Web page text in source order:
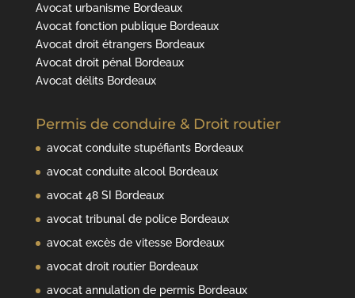
Avocat urbanisme Bordeaux
Avocat fonction publique Bordeaux
Avocat droit étrangers Bordeaux
Avocat droit pénal Bordeaux
Avocat délits Bordeaux
Permis de conduire & Droit routier
avocat conduite stupéfiants Bordeaux
avocat conduite alcool Bordeaux
avocat 48 SI Bordeaux
avocat tribunal de police Bordeaux
avocat excès de vitesse Bordeaux
avocat droit routier Bordeaux
avocat annulation de permis Bordeaux